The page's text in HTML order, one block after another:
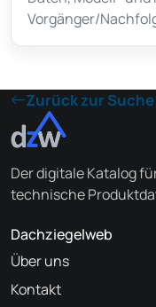
Vorgänger/
Zurück zur Suche
Der digitale Katalog
technische
Dachziegelweb
Über uns
Kontakt